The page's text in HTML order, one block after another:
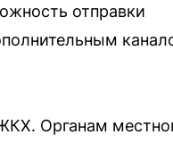
отправки
Органам